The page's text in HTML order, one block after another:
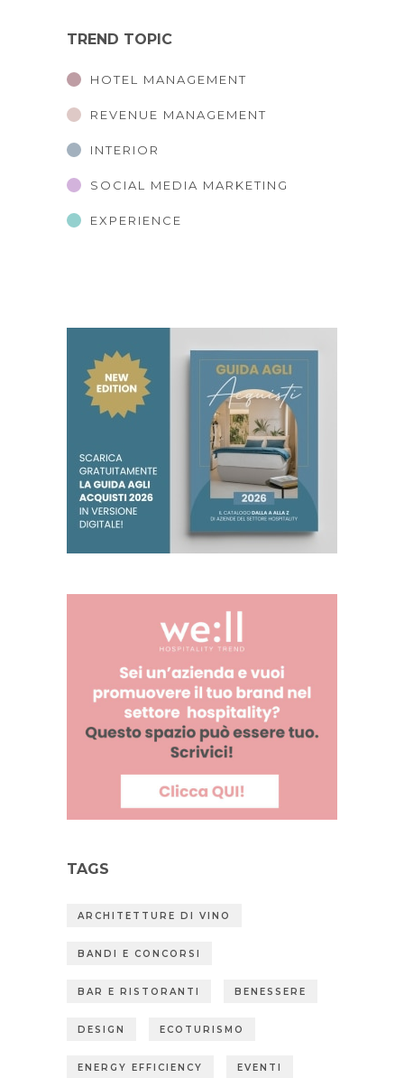
TREND TOPIC
HOTEL MANAGEMENT
REVENUE MANAGEMENT
INTERIOR
SOCIAL MEDIA MARKETING
EXPERIENCE
TAGS
ARCHITETTURE DI VINO
BANDI E CONCORSI
BAR E RISTORANTI BENESSERE
DESIGN ECOTURISMO
ENERGY EFFICIENCY EVENTI